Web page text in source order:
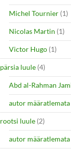
Michel Tournier (1)
Nicolas Martin (1)
Victor Hugo (1)
pärsia luule (4)
Abd al-Rahman
autor määratlemata
rootsi luule (2)
autor